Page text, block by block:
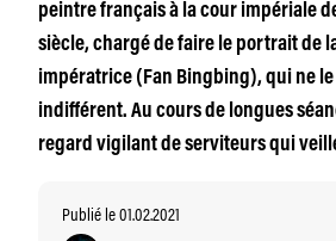
peintre français à la cour impériale
siècle, chargé de faire le portrait de
impératrice (Fan Bingbing), qui ne le
indifférent. Au cours de longues
regard vigilant de serviteurs qui
Publié le 01.02.2021